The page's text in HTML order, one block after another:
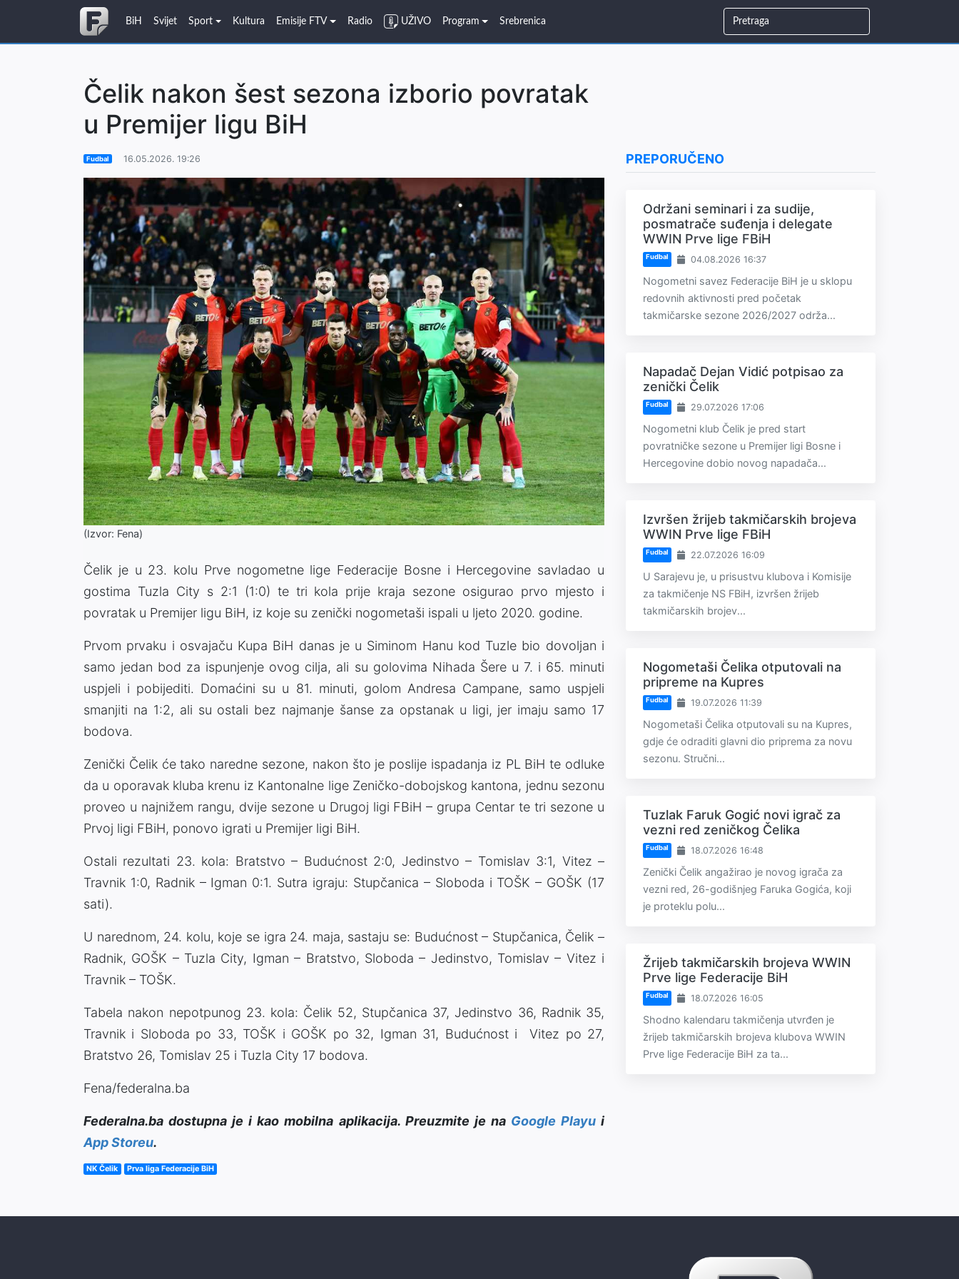
BiH Svijet Sport Kultura Emisije FTV Radio UŽIVO Program Srebrenica
Čelik nakon šest sezona izborio povratak
u Premijer ligu BiH
Fudbal 16.05.2026. 19:26
(Izvor: Fena)
Čelik je u 23. kolu Prve nogometne lige Federacije Bosne i Hercegovine savladao u
gostima Tuzla City s 2:1 (1:0) te tri kola prije kraja sezone osigurao prvo mjesto i
povratak u Premijer ligu BiH, iz koje su zenički nogometaši ispali u ljeto 2020. godine.
Prvom prvaku i osvajaču Kupa BiH danas je u Siminom Hanu kod Tuzle bio dovoljan i
samo jedan bod za ispunjenje ovog cilja, ali su golovima Nihada Šere u 7. i 65. minuti
uspjeli i pobijediti. Domaćini su u 81. minuti, golom Andresa Campane, samo uspjeli
smanjiti na 1:2, ali su ostali bez najmanje šanse za opstanak u ligi, jer imaju samo 17
bodova.
Zenički Čelik će tako naredne sezone, nakon što je poslije ispadanja iz PL BiH te odluke
da u oporavak kluba krenu iz Kantonalne lige Zeničko-dobojskog kantona, jednu sezonu
proveo u najnižem rangu, dvije sezone u Drugoj ligi FBiH – grupa Centar te tri sezone u
Prvoj ligi FBiH, ponovo igrati u Premijer ligi BiH.
Ostali rezultati 23. kola: Bratstvo – Budućnost 2:0, Jedinstvo – Tomislav 3:1, Vitez –
Travnik 1:0, Radnik – Igman 0:1. Sutra igraju: Stupčanica – Sloboda i TOŠK – GOŠK (17
sati).
U narednom, 24. kolu, koje se igra 24. maja, sastaju se: Budućnost – Stupčanica, Čelik –
Radnik, GOŠK – Tuzla City, Igman – Bratstvo, Sloboda – Jedinstvo, Tomislav – Vitez i
Travnik – TOŠK.
Tabela nakon nepotpunog 23. kola: Čelik 52, Stupčanica 37, Jedinstvo 36, Radnik 35,
Travnik i Sloboda po 33, TOŠK i GOŠK po 32, Igman 31, Budućnost i Vitez po 27,
Bratstvo 26, Tomislav 25 i Tuzla City 17 bodova.
Fena/federalna.ba
Federalna.ba dostupna je i kao mobilna aplikacija. Preuzmite je na Google Playui
App Storeu.
NK Čelik Prva liga Federacije BiH
PREPORUČENO
Održani seminari i za sudije,
posmatrače suđenja i delegate
WWIN Prve lige FBiH
Fudbal 04.08.2026 16:37
Nogometni savez Federacije BiH je u sklopu
redovnih aktivnosti pred početak
takmičarske sezone 2026/2027 održa...
Napadač Dejan Vidić potpisao za
zenički Čelik
Fudbal 29.07.2026 17:06
Nogometni klub Čelik je pred start
povratničke sezone u Premijer ligi Bosne i
Hercegovine dobio novog napadača...
Izvršen žrijeb takmičarskih brojeva
WWIN Prve lige FBiH
Fudbal 22.07.2026 16:09
U Sarajevu je, u prisustvu klubova i Komisije
za takmičenje NS FBiH, izvršen žrijeb
takmičarskih brojev...
Nogometaši Čelika otputovali na
pripreme na Kupres
Fudbal 19.07.2026 11:39
Nogometaši Čelika otputovali su na Kupres,
gdje će odraditi glavni dio priprema za novu
sezonu. Stručni...
Tuzlak Faruk Gogić novi igrač za
vezni red zeničkog Čelika
Fudbal 18.07.2026 16:48
Zenički Čelik angažirao je novog igrača za
vezni red, 26-godišnjeg Faruka Gogića, koji
je proteklu polu...
Žrijeb takmičarskih brojeva WWIN
Prve lige Federacije BiH
Fudbal 18.07.2026 16:05
Shodno kalendaru takmičenja utvrđen je
žrijeb takmičarskih brojeva klubova WWIN
Prve lige Federacije BiH za ta...